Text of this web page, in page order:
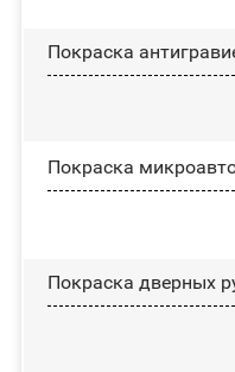
Покраска
Покраска
Покраска дверных